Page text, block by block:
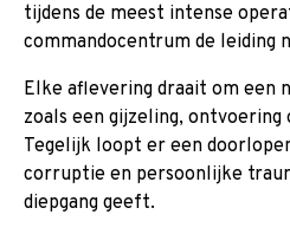
tijdens de meest intense
commandocentrum de leiding
Elke aflevering draait om een
zoals een gijzeling,
Tegelijk loopt er een
corruptie en persoonlijke
diepgang geeft.